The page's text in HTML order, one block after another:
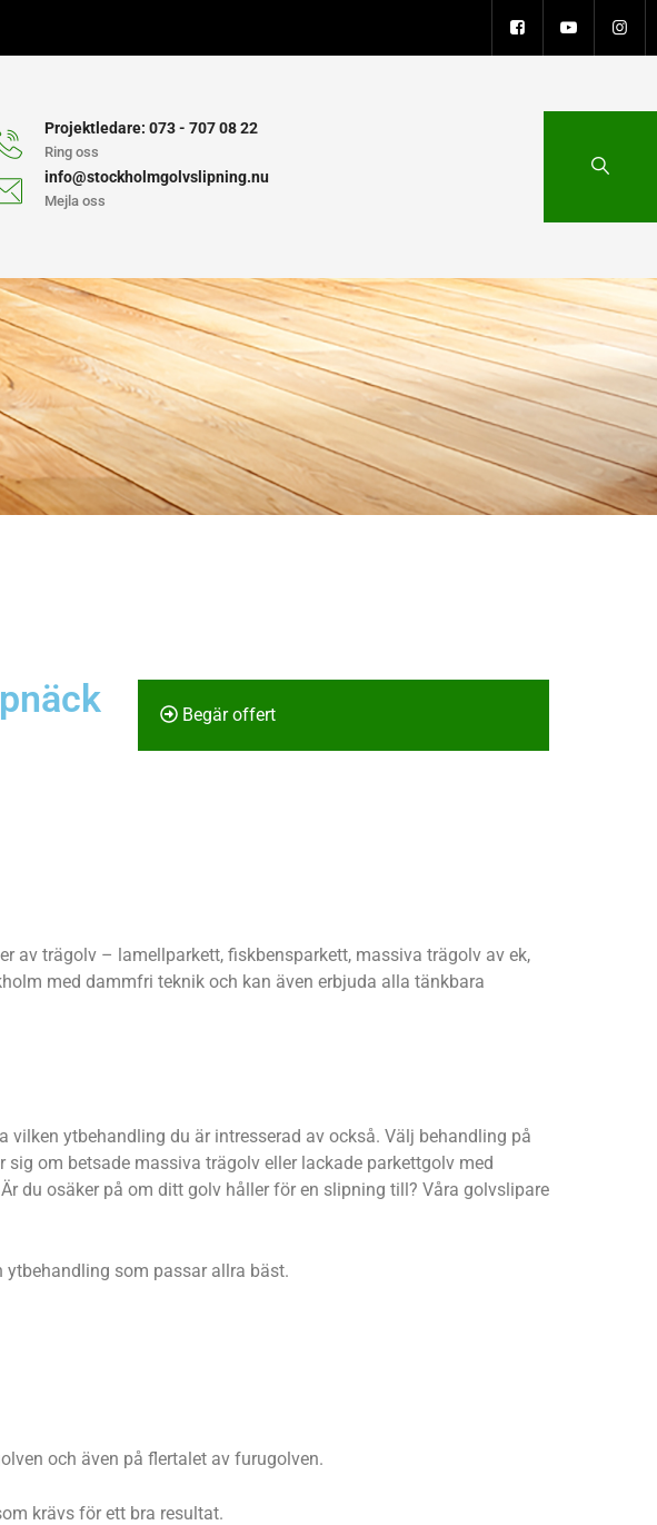
Projektledare: 073 - 707 08 22
Ring oss
info@stockholmgolvslipning.nu
Mejla oss
Begär offert
av trägolv – lamellparkett, fiskbensparkett, massiva trägolv av ek,
med dammfri teknik och kan även erbjuda alla tänkbara
ytbehandling du är intresserad av också. Välj behandling på
om betsade massiva trägolv eller lackade parkettgolv med
du osäker på om ditt golv håller för en slipning till? Våra golvslipare
ytbehandling som passar allra bäst.
och även på flertalet av furugolven.
krävs för ett bra resultat.